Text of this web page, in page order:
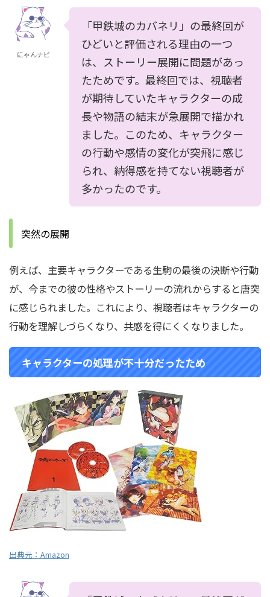
にゃんナビ
「甲鉄城のカバネリ」の最終回が
ひどいと評価される理由の一つ
は、ストーリー展開に問題があっ
たためです。最終回では、視聴者
が期待していたキャラクターの成
長や物語の結末が急展開で描かれ
ました。このため、キャラクター
の行動や感情の変化が突飛に感じ
られ、納得感を持てない視聴者が
多かったのです。
突然の展開
例えば、主要キャラクターである生駒の最後の決断や行動
が、今までの彼の性格やストーリーの流れからすると唐突
に感じられました。これにより、視聴者はキャラクターの
行動を理解しづらくなり、共感を得にくくなりました。
キャラクターの処理が不十分だったため
出典元： Amazon